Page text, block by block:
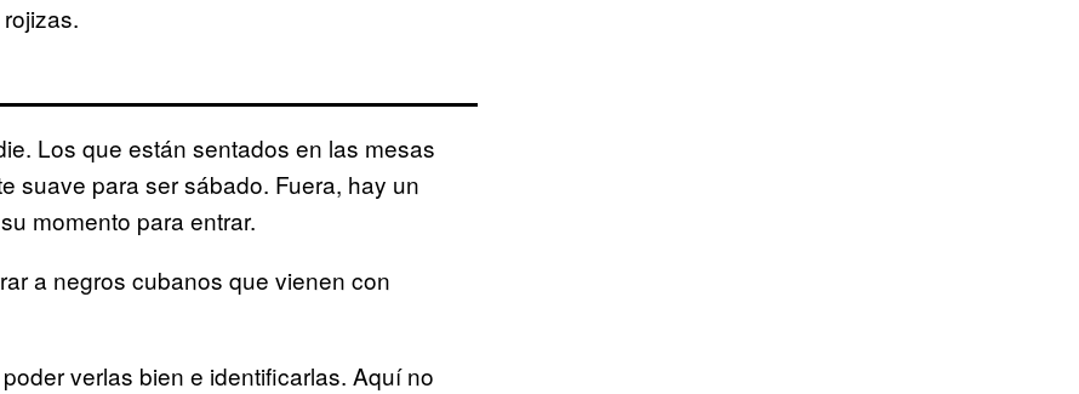
Los que están sentados en las mesas
suave para ser sábado. Fuera, hay un
momento para entrar.
a negros cubanos que vienen con
verlas bien e identificarlas. Aquí no